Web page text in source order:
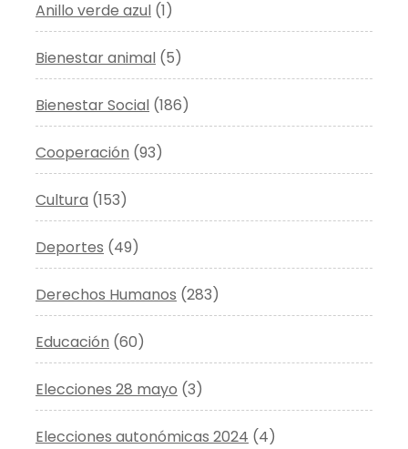
Anillo verde azul (1)
Bienestar animal (5)
Bienestar Social (186)
Cooperación (93)
Cultura (153)
Deportes (49)
Derechos Humanos (283)
Educación (60)
Elecciones 28 mayo (3)
Elecciones autonómicas 2024 (4)